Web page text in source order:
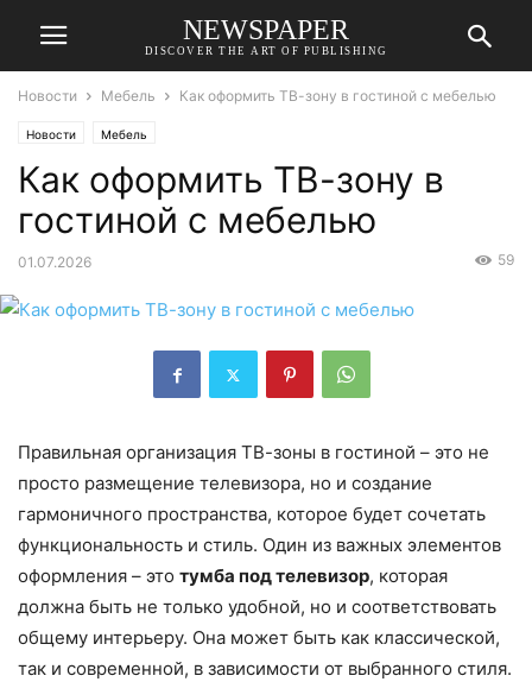
NEWSPAPER
DISCOVER THE ART OF PUBLISHING
Новости Мебель Как оформить ТВ-зону в гостиной с мебелью
Новости Мебель
Как оформить ТВ-зону в
гостиной с мебелью
01.07.2026 59
Правильная организация ТВ-зоны в гостиной – это не
просто размещение телевизора, но и создание
гармоничного пространства, которое будет сочетать
функциональность и стиль. Один из важных элементов
оформления – это тумба под телевизор, которая
должна быть не только удобной, но и соответствовать
общему интерьеру. Она может быть как классической,
так и современной, в зависимости от выбранного стиля.